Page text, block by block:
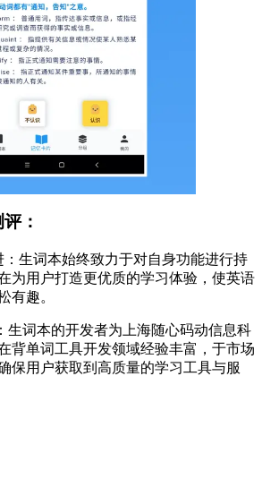
：
生词本始终致力于对自身功能进行持
为用户打造更优质的学习体验，使英语
有趣。
生词本的开发者为上海随心码动信息科
背单词工具开发领域经验丰富，于市场
保用户获取到高质量的学习工具与服